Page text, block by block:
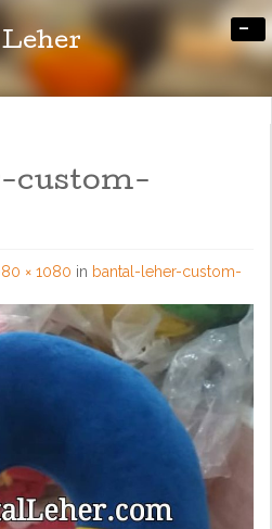
-
custom-
× 1080 in bantal-leher-custom-